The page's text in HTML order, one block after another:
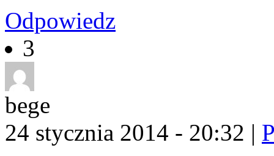
Odpowiedz
3
bege
24 stycznia 2014 - 20:32 |